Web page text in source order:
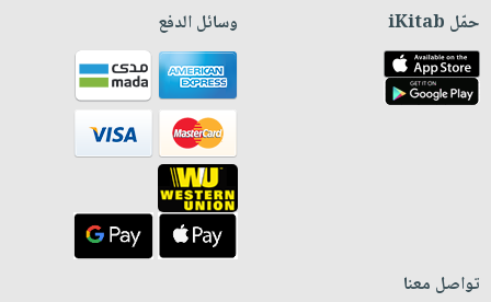
حمّل iKitab وسائل الدفع
تواصل معنا